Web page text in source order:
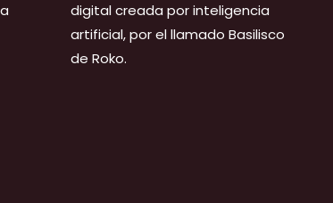
digital creada por inteligencia
artificial, por el llamado Basilisco
de Roko.